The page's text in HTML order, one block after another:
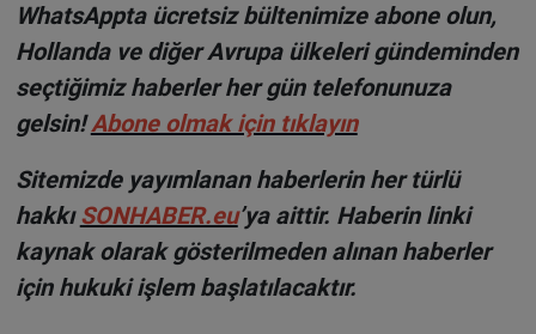
WhatsAppta ücretsiz bültenimize abone olun,
Hollanda ve diğer Avrupa ülkeleri gündeminden
seçtiğimiz haberler her gün telefonunuza
gelsin!Abone olmak için tıklayın
Sitemizde yayımlanan haberlerin her türlü
hakkıSONHABER.eu’ya aittir. Haberin linki
kaynak olarak gösterilmeden alınan haberler
için hukuki işlem başlatılacaktır.